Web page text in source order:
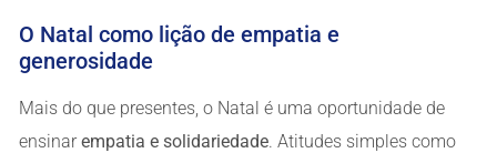
O Natal como lição de empatia e
generosidade
Mais do que presentes, o Natal é uma oportunidade de
ensinar empatia e solidariedade. Atitudes simples como